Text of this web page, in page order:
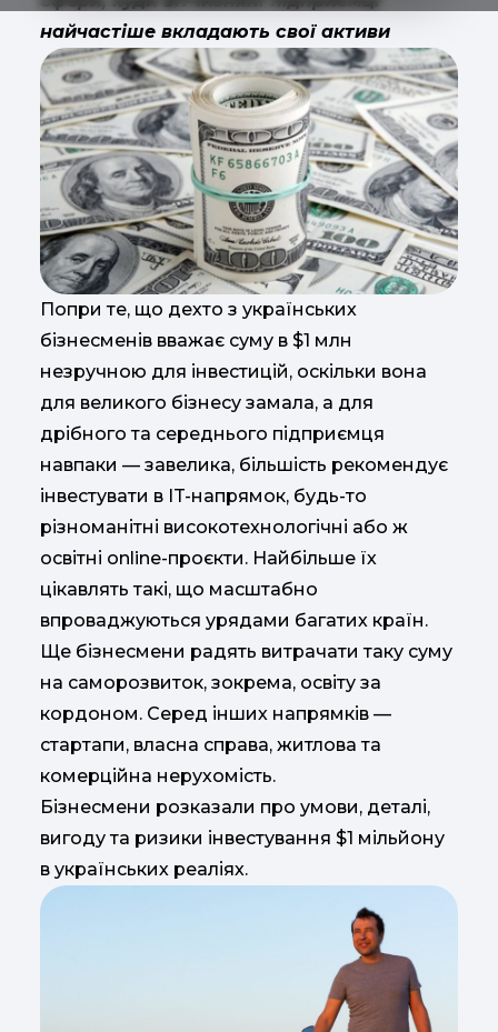
найчастіше вкладають свої активи
Попри те, що дехто з українських
бізнесменів вважає суму в $1 млн
незручною для інвестицій, оскільки вона
для великого бізнесу замала, а для
дрібного та середнього підприємця
навпаки — завелика, більшість рекомендує
інвестувати в IT-напрямок, будь-то
різноманітні високотехнологічні або ж
освітні online-проєкти. Найбільше їх
цікавлять такі, що масштабно
впроваджуються урядами багатих країн.
Ще бізнесмени радять витрачати таку суму
на саморозвиток, зокрема, освіту за
кордоном. Серед інших напрямків —
стартапи, власна справа, житлова та
комерційна нерухомість.
Бізнесмени розказали про умови, деталі,
вигоду та ризики інвестування $1 мільйону
в українських реаліях.